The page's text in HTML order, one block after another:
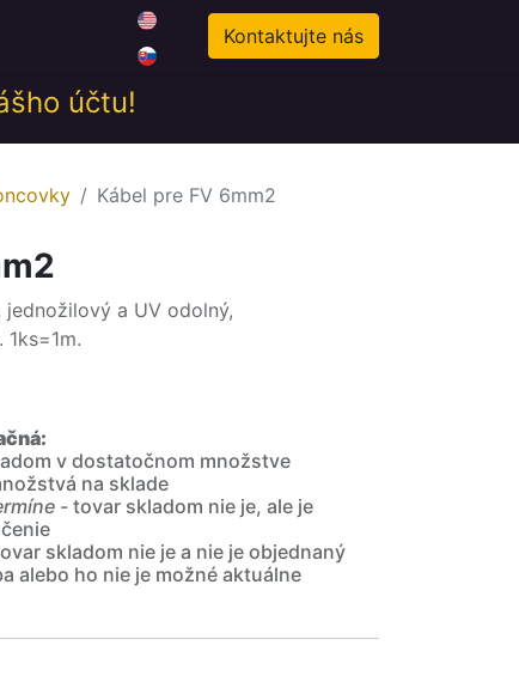
Novinky 0
Kontaktujte nás
účtu!
Kábel pre FV 6mm2
jednožilový a UV odolný,
v dostatočnom množstve
na sklade
- tovar skladom nie je, ale je
skladom nie je a nie je objednaný
alebo ho nie je možné aktuálne